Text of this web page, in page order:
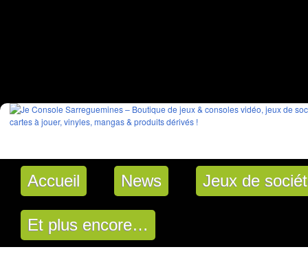
Accueil News Jeux de
Et plus encore…